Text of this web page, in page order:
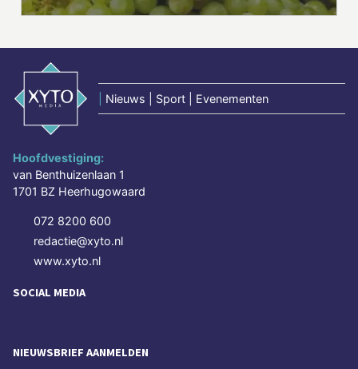
Nieuws | Sport | Evenementen
Hoofdvestiging:
van Benthuizenlaan 1
1701 BZ Heerhugowaard
072 8200 600
redactie@xyto.nl
www.xyto.nl
SOCIAL MEDIA
NIEUWSBRIEF AANMELDEN